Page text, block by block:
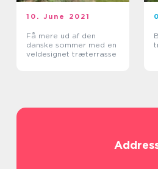
10. June 2021
Få mere ud af den
danske sommer med en
veldesignet træterrasse